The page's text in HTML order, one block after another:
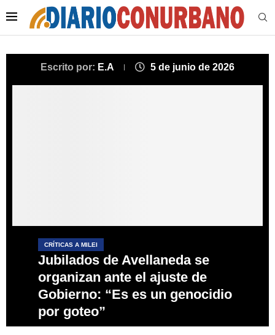
Escrito por: E.A 5 de junio de 2026
CRÍTICAS A MILEI
Jubilados de Avellaneda se
organizan ante el ajuste de
Gobierno: “Es es un genocidio
por goteo”